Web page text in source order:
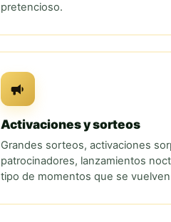
pretencioso.
Activaciones y sorteos
Grandes sorteos, activaciones
patrocinadores, lanzamientos
tipo de momentos que se